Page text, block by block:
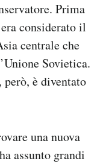
Prima
considerato il
centrale che
Sovietica.
è diventato
una nuova
assunto grandi